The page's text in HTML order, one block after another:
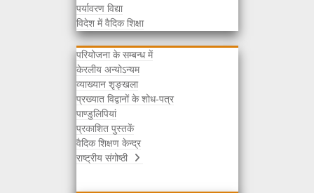
पर्यावरण विद्या
विदेश में वैदिक शिक्षा
अन्य
परियोजना के सम्बन्ध में
केरलीय अन्योऽन्यम
व्याख्यान शृङ्खला
प्रख्यात विद्वानों के शोध-पत्र
पाण्डुलिपियां
प्रकाशित पुस्तकें
वैदिक शिक्षण केन्द्र
राष्ट्रीय संगोष्ठी